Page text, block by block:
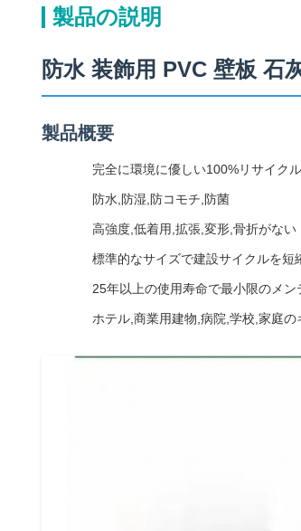
製品の説明
防水 装飾用 PVC 壁板 石
製品概要
完全に環境に優しい100%リサイク
防水,防湿,防コモチ,防菌
高強度,低着用,拡張,変形,骨折がない
標準的なサイズで建設サイクルを短
25年以上の使用寿命で最小限のメン
ホテル,商業用建物,病院,学校,家庭